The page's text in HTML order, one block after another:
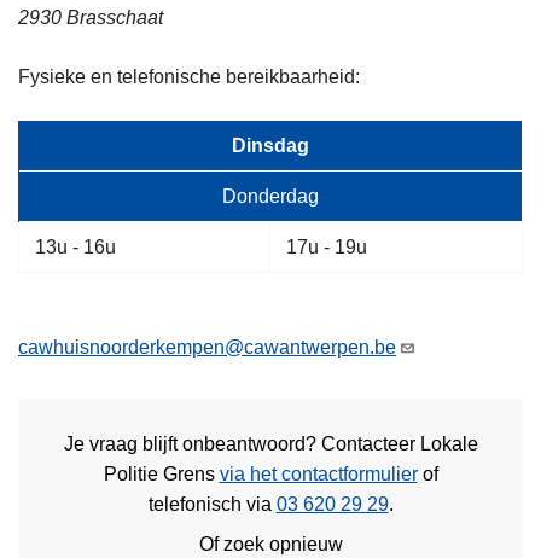
2930 Brasschaat
Fysieke en telefonische bereikbaarheid:
Dinsdag
Donderdag
13u - 16u 17u - 19u
cawhuisnoorderkempen@cawantwerpen.be
Je vraag blijft onbeantwoord? Contacteer Lokale
Politie Grens via het contactformulierof
telefonisch via 03 620 29 29.
Of zoek opnieuw